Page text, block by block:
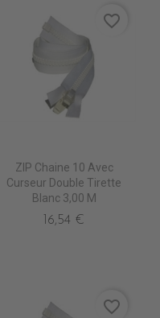
ZIP Chaine 10 Avec
Curseur Double Tirette
Blanc 3,00 M
16,54 €
favorite_border
favorite_border